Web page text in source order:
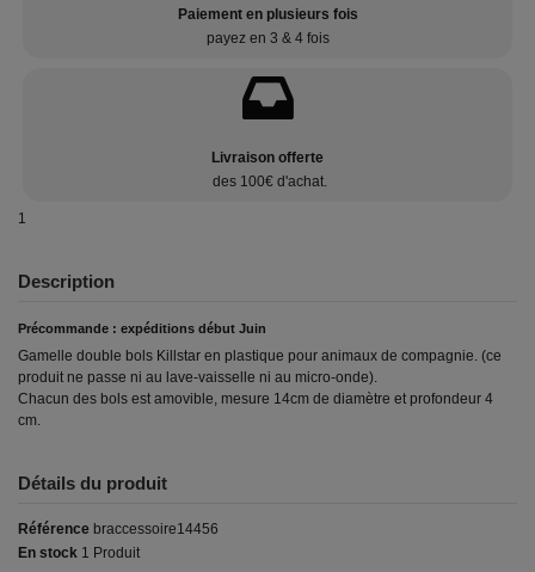
Paiement en plusieurs fois
payez en 3 & 4 fois
Livraison offerte
des 100€ d'achat.
1
Description
Précommande : expéditions début Juin
Gamelle double bols Killstar en plastique pour animaux de compagnie. (ce
produit ne passe ni au lave-vaisselle ni au micro-onde).
Chacun des bols est amovible, mesure 14cm de diamètre et profondeur 4
cm.
Détails du produit
Référence braccessoire14456
En stock 1 Produit